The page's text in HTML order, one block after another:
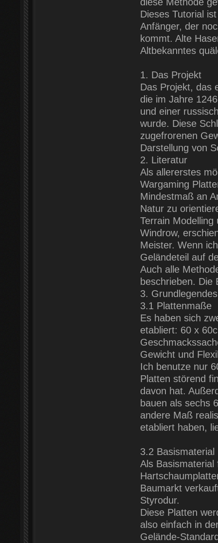
Dieses Tutorial
Anfänger, der
kommt. Alte
Altbekanntes
1. Das Projekt
Das Projekt, das
die im Jahre
und einer
wurde. Diese
zugefrorenen
Darstellung von
2. Literatur
Als allererstes
Wargaming
Mindestmaß an
Natur zu
Terrain Modelling
Windrow,
Meister. Wenn
Geländeteil auf
Auch alle
beschrieben. Die
3.
3.1 Plattenmaße
Es haben sich
etabliert: 60 x
Gewicht und
Ich benutze nur
Platten störend
davon hat.
bauen als sechs
andere Maß
etabliert haben,
3.2 Basismaterial
Als
Baumarkt
Styrodur.
Diese Platten
also einfach in
Gelände-